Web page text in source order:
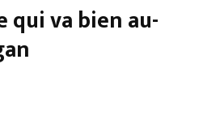
qui va bien au-